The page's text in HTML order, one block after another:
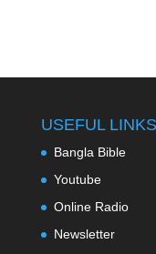
USEFUL LINKS
Bangla Bible
Youtube
Online Radio
Newsletter